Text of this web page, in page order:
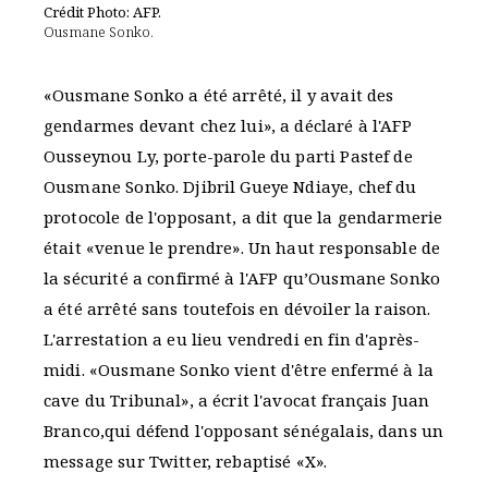
Crédit Photo: AFP.
Ousmane Sonko.
«Ousmane Sonko a été arrêté, il y avait des
gendarmes devant chez lui», a déclaré à l'AFP
Ousseynou Ly, porte-parole du parti Pastef de
Ousmane Sonko. Djibril Gueye Ndiaye, chef du
protocole de l'opposant, a dit que la gendarmerie
était «venue le prendre». Un haut responsable de
la sécurité a confirmé à l'AFP qu’Ousmane Sonko
a été arrêté sans toutefois en dévoiler la raison.
L'arrestation a eu lieu vendredi en fin d'après-
midi. «Ousmane Sonko vient d'être enfermé à la
cave du Tribunal», a écrit l'avocat français Juan
Branco,qui défend l'opposant sénégalais, dans un
message sur Twitter, rebaptisé «X».